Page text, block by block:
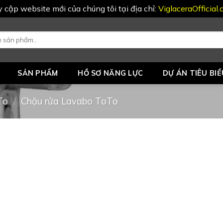
cập website mới của chúng tôi tại địa chỉ:
SẢN PHẨM HỒ SƠ NĂNG LỰC DỰ ÁN TIÊU
/ Chậu rửa Lavabo ToTo